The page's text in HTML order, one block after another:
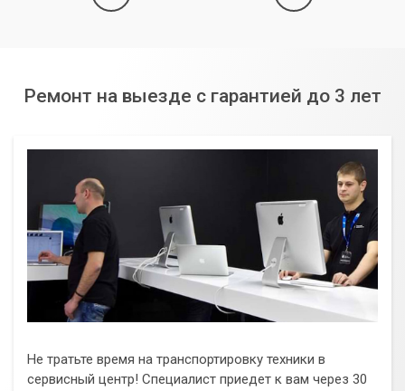
Ремонт на выезде с гарантией до 3 лет
Не тратьте время на транспортировку техники в
сервисный центр! Специалист приедет к вам через 30